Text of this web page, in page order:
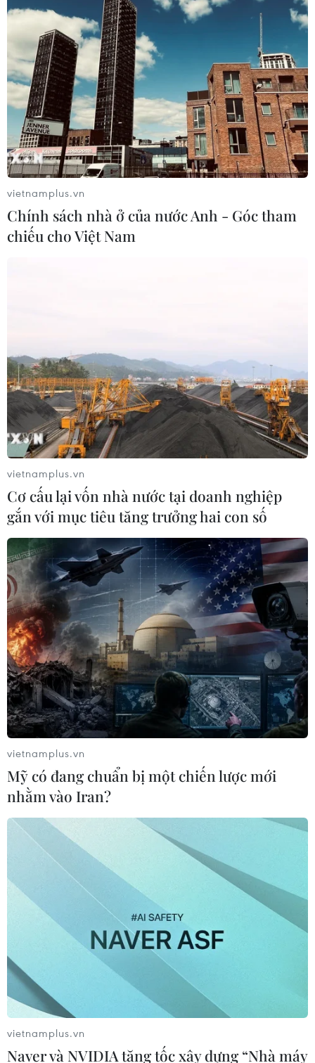
TIN CÙNG CHUYÊN MỤC
Ngân hàng Trung ương Trung Quốc
mua thêm 20 tấn vàng trong tháng 7
07/08/2026 15:21
Chuyên gia quốc tế đánh giá tích cực
về tiền đồng của Việt Nam
07/08/2026 12:46
Phép thử sức chống chịu của kinh tế
vietnamplus.vn
Chính sách nhà ở của nước Anh - Góc tham
chiếu cho Việt Nam
vietnamplus.vn
Cơ cấu lại vốn nhà nước tại doanh nghiệp
gắn với mục tiêu tăng trưởng hai con số
vietnamplus.vn
Mỹ có đang chuẩn bị một chiến lược mới
nhằm vào Iran?
vietnamplus.vn
Naver và NVIDIA tăng tốc xây dựng “Nhà máy